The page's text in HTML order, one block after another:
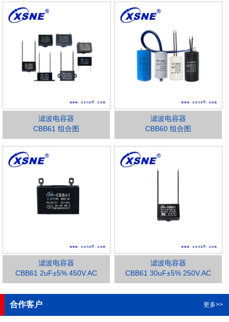
滤波电容器
CBB61 组合图
滤波电容器
CBB60 组合图
滤波电容器
CBB61 2uF±5% 450V.AC
滤波电容器
CBB61 30uF±5% 250V.AC
合作客户 更多>>